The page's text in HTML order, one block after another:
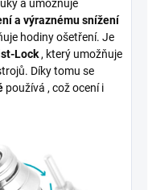
a umožňuje
a výraznému snížení
hodiny ošetření. Je
Lock , který umožňuje
Díky tomu se
používá , což ocení i